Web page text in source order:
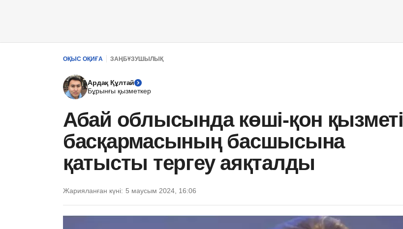
ОҚЫС ОҚИҒА ЗАҢБҰЗУШЫЛЫҚ
Ардақ Құлтай
Бұрынғы қызметкер
Абай облысында көші-қон қызметі
басқармасының басшысына
қатысты тергеу аяқталды
Жарияланған күні: 5 маусым 2024, 16:06